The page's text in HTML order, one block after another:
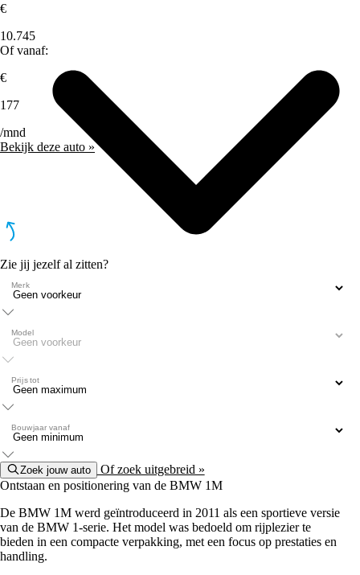
€
10.745
Of vanaf:
€
177
/mnd
Bekijk deze auto »
Zie jij jezelf al zitten?
Merk
Model
Prijs tot
Bouwjaar vanaf
Zoek jouw auto
Of zoek uitgebreid »
Ontstaan en positionering van de BMW 1M
De BMW 1M werd geïntroduceerd in 2011 als een sportieve versie
van de BMW 1-serie. Het model was bedoeld om rijplezier te
bieden in een compacte verpakking, met een focus op prestaties en
handling.